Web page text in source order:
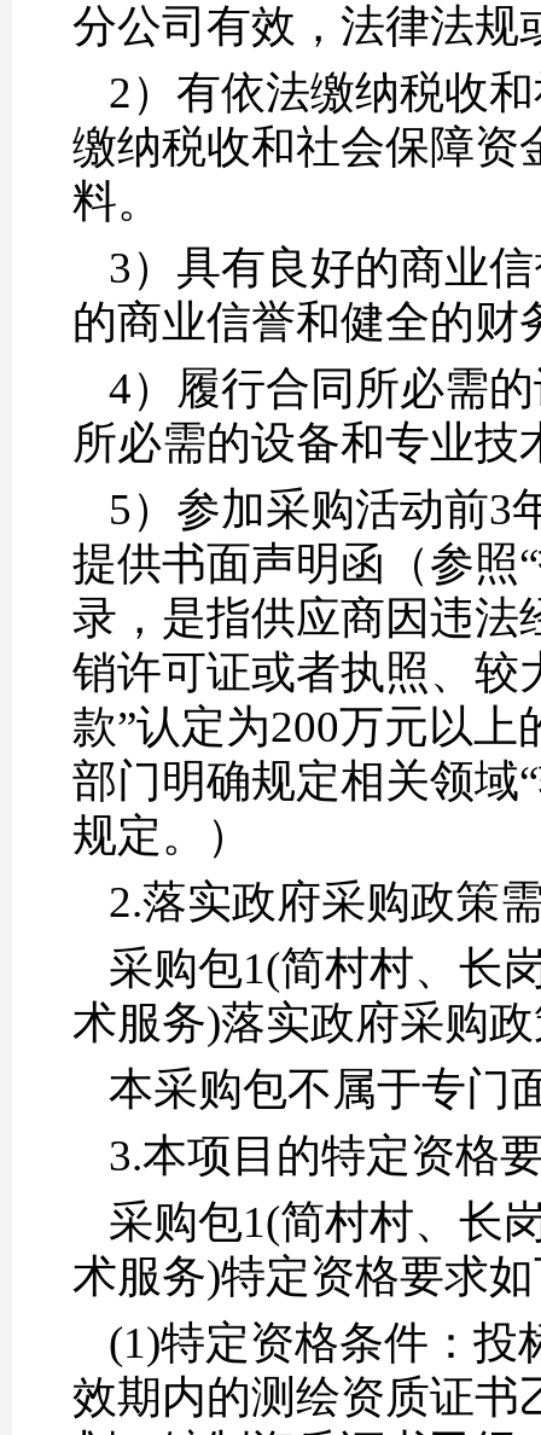
分公司有效，法律法规
2）有依法缴纳税收
缴纳税收和社会保障资
料。
3）具有良好的商业
的商业信誉和健全的财
4）履行合同所必需
所必需的设备和专业
5）参加采购活动前3
提供书面声明函（参照
录，是指供应商因违法
销许可证或者执照、较
款”认定为200万元以
部门明确规定相关领域
规定。）
2.落实政府采购政策
采购包1(简村村、长
术服务)落实政府采购
本采购包不属于专门
3.本项目的特定资格
采购包1(简村村、长
术服务)特定资格要求
(1)特定资格条件：投
效期内的测绘资质证书